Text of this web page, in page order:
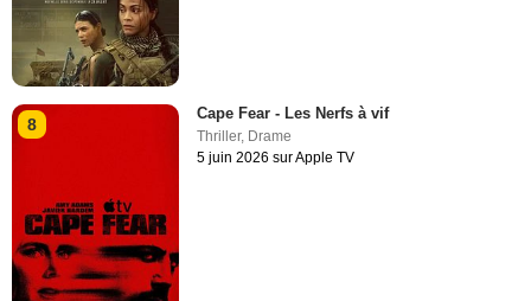
8
Cape Fear - Les Nerfs à vif
Thriller, Drame
5 juin 2026 sur Apple TV